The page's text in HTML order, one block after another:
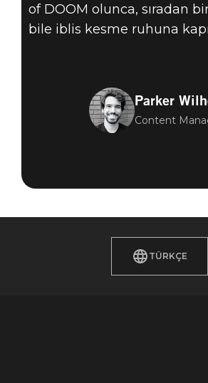
of DOOM olunca, sıradan bir
bile iblis kesme ruhuna
Parker
Content
TÜRKÇE